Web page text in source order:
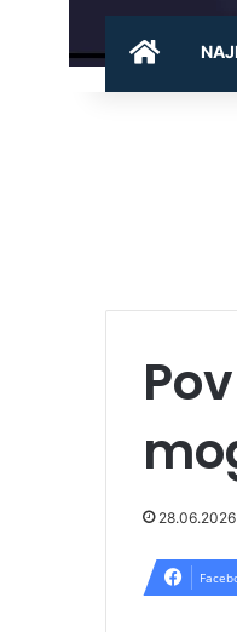
28.06.2026